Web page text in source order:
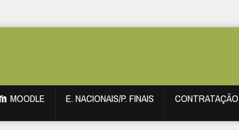
MOODLE E. NACIONAIS/P. FINAIS CONTRATAÇÃO